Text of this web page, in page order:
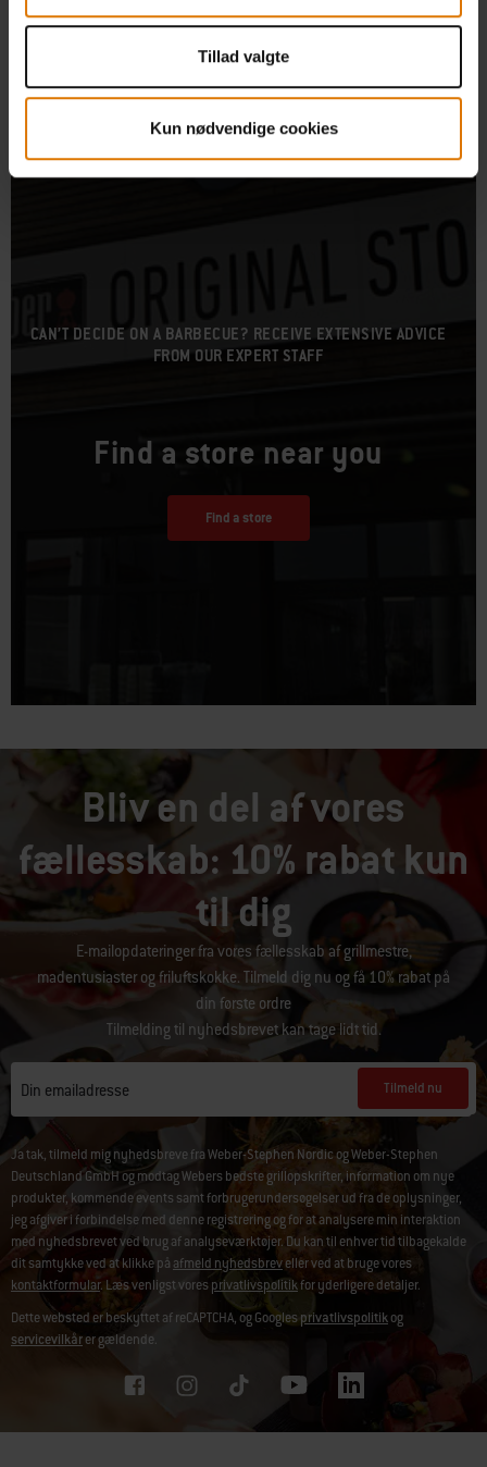
Tillad valgte
Kun nødvendige cookies
CAN’T DECIDE ON A BARBECUE? RECEIVE EXTENSIVE ADVICE
FROM OUR EXPERT STAFF
Find a store near you
Find a store
Bliv en del af vores
fællesskab: 10% rabat kun
til dig
E-mailopdateringer fra vores fællesskab af grillmestre,
madentusiaster og friluftskokke. Tilmeld dig nu og få 10% rabat på
din første ordre
Tilmelding til nyhedsbrevet kan tage lidt tid.
Din emailadresse Tilmeld nu
Ja tak, tilmeld mig nyhedsbreve fra Weber-Stephen Nordic og Weber-Stephen
Deutschland GmbH og modtag Webers bedste grillopskrifter, information om nye
produkter, kommende events samt forbrugerundersøgelser ud fra de oplysninger,
jeg afgiver i forbindelse med denne registrering og for at analysere min interaktion
med nyhedsbrevet ved brug af analyseværktøjer. Du kan til enhver tid tilbagekalde
dit samtykke ved at klikke på afmeld nyhedsbreveller ved at bruge vores
kontaktformular. Læs venligst voresprivatlivspolitikfor yderligere detaljer.
Dette websted er beskyttet af reCAPTCHA, og Googlesprivatlivspolitikog
servicevilkårer gældende.